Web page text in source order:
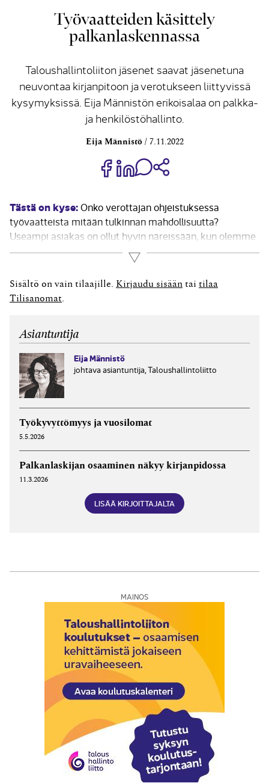
Työvaatteiden käsittely
palkanlaskennassa
Taloushallintoliiton jäsenet saavat jäsenetuna
neuvontaa kirjanpitoon ja verotukseen liittyvissä
kysymyksissä. Eija Männistön erikoisalaa on palkka-
ja henkilöstöhallinto.
Eija Männistö 7.11.2022
Jaa Share on Facebook
Jaa Share on LinkedIn
Jaa WhatsApp-viestinä
Tästä on kyse:Onko verottajan ohjeistuksessa
työvaatteista mitään tulkinnan mahdollisuutta?
Useampi asiakas on ollut hyvin näreissään, kun olemme
ilmoittaneet, että emme voi kirjata esimerkiksi
vaellushousuja kirjanpitoon, vaikka niitä käytettäisiinkin
töissä. Olemmeko liian tiukkoja vai toimimmeko oikein?
Vastaus Työvaatteiden käsittelyssä verottajalla on
Lue lisää
Sisältö on vain tilaajille. Kirjaudu sisään tai tilaa
Tilisanomat
Asiantuntija
Eija Männistö
johtava asiantuntija, Taloushallintoliitto
Työkyvyttömyys ja vuosilomat
5.5.2026
Palkanlaskijan osaaminen näkyy kirjanpidossa
11.3.2026
LISÄÄ KIRJOITTAJALTA
MAINOS